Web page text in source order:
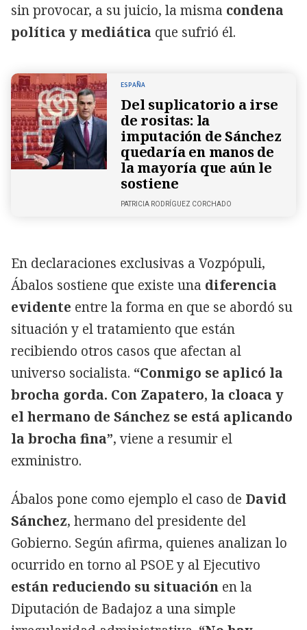
sin provocar, a su juicio, la misma condena
política y mediática que sufrió él.
ESPAÑA
Del suplicatorio a irse
de rositas: la
imputación de Sánchez
quedaría en manos de
la mayoría que aún le
sostiene
PATRICIA RODRÍGUEZ CORCHADO
En declaraciones exclusivas a Vozpópuli,
Ábalos sostiene que existe una diferencia
evidente entre la forma en que se abordó su
situación y el tratamiento que están
recibiendo otros casos que afectan al
universo socialista. “Conmigo se aplicó la
brocha gorda. Con Zapatero, la cloaca y
el hermano de Sánchez se está aplicando
la brocha fina”, viene a resumir el
exministro.
Ábalos pone como ejemplo el caso de David
Sánchez, hermano del presidente del
Gobierno. Según afirma, quienes analizan lo
ocurrido en torno al PSOE y al Ejecutivo
están reduciendo su situación en la
Diputación de Badajoz a una simple